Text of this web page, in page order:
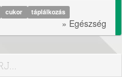
cukor
táplálkozás
» Egészség